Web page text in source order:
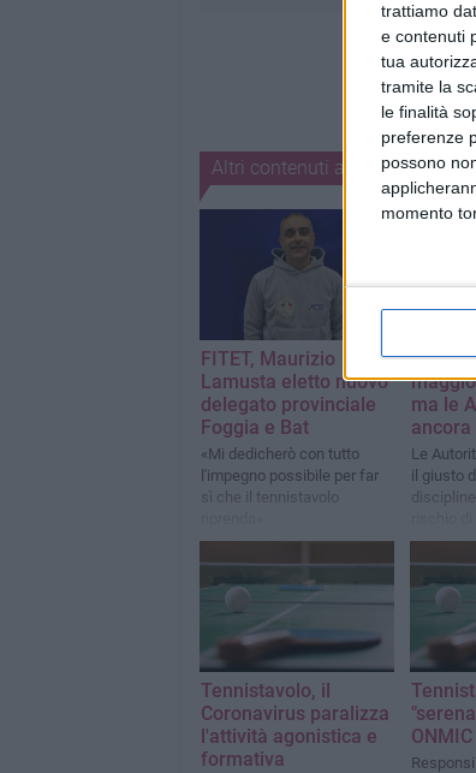
trattiamo
e contenuti
tua
tramite la
le finalità
preferenze
possono
momento
Altri contenuti a tema
FITET, Maurizio
Lamusta eletto nuovo
delegato provinciale
Foggia e Bat
«Mi dedicherò con tutto
l'impegno possibile per far
sì che il tennistavolo
ma le
ancora
Le
il giusto
Tennistavolo, il
Coronavirus paralizza
l'attività agonistica e
formativa